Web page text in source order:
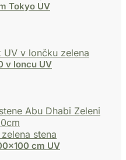
Tokyo UV
v loncu UV
cm UV